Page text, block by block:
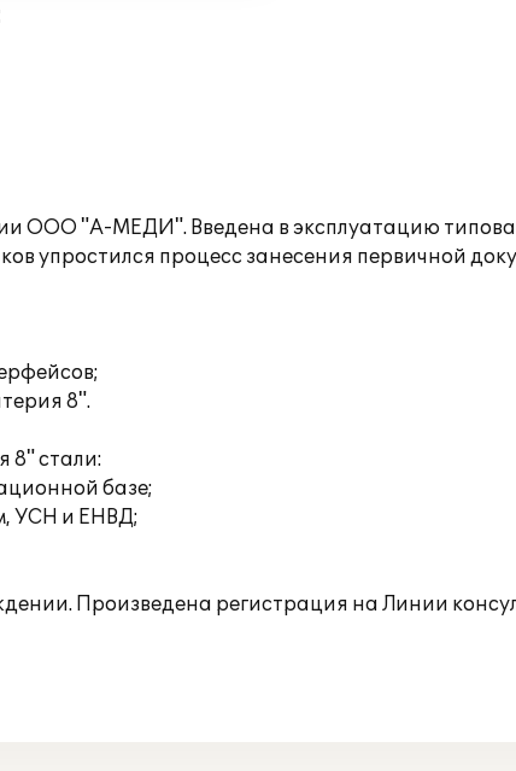
ООО "А-МЕДИ". Введена в эксплуатацию
упростился процесс занесения первичной
8".
8" стали:
базе;
УСН и ЕНВД;
Произведена регистрация на Линии